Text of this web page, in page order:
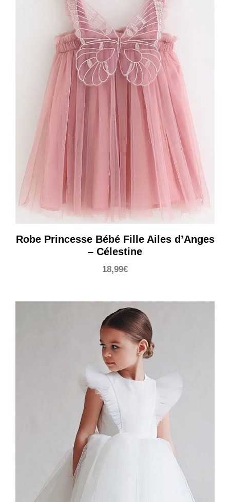
Robe Princesse Bébé Fille Ailes d’Anges
– Célestine
18,99€